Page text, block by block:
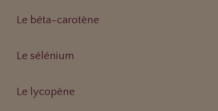
Le béta-carotène
Le sélénium
Le lycopène